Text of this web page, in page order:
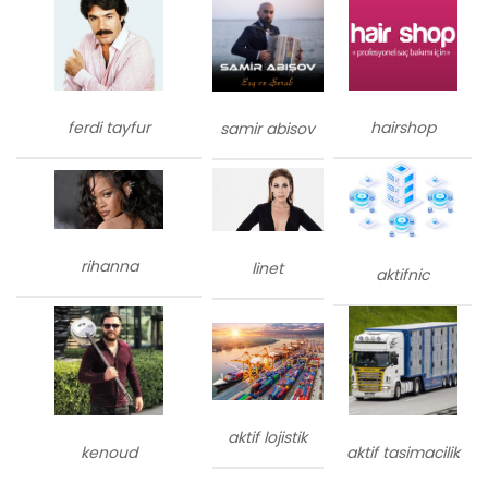
ferdi tayfur samir abisov hairshop
rihanna linet aktifnic
kenoud
aktif lojistik
aktif tasimacilik